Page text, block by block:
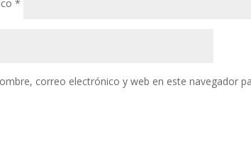
*
correo electrónico y web en este navegador